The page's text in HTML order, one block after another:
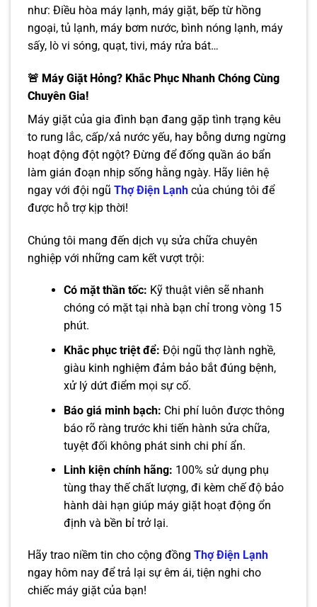
như: Điều hòa máy lạnh, máy giặt, bếp từ hồng
ngoại, tủ lạnh, máy bơm nước, bình nóng lạnh, máy
sấy, lò vi sóng, quạt, tivi, máy rửa bát…
🚨 Máy Giặt Hỏng? Khắc Phục Nhanh Chóng Cùng
Chuyên Gia!
Máy giặt của gia đình bạn đang gặp tình trạng kêu
to rung lắc, cấp/xả nước yếu, hay bỗng dưng ngừng
hoạt động đột ngột? Đừng để đống quần áo bẩn
làm gián đoạn nhịp sống hằng ngày. Hãy liên hệ
ngay với đội ngũ Thợ Điện Lạnh của chúng tôi để
được hỗ trợ kịp thời!
Chúng tôi mang đến dịch vụ sửa chữa chuyên
nghiệp với những cam kết vượt trội:
Có mặt thần tốc: Kỹ thuật viên sẽ nhanh
chóng có mặt tại nhà bạn chỉ trong vòng 15
phút.
Khắc phục triệt để: Đội ngũ thợ lành nghề,
giàu kinh nghiệm đảm bảo bắt đúng bệnh,
xử lý dứt điểm mọi sự cố.
Báo giá minh bạch: Chi phí luôn được thông
báo rõ ràng trước khi tiến hành sửa chữa,
tuyệt đối không phát sinh chi phí ẩn.
Linh kiện chính hãng: 100% sử dụng phụ
tùng thay thế chất lượng, đi kèm chế độ bảo
hành dài hạn giúp máy giặt hoạt động ổn
định và bền bỉ trở lại.
Hãy trao niềm tin cho cộng đồng Thợ Điện Lạnh
ngay hôm nay để trả lại sự êm ái, tiện nghi cho
chiếc máy giặt của bạn!